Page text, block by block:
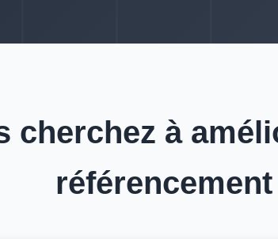
cherchez à
référencement